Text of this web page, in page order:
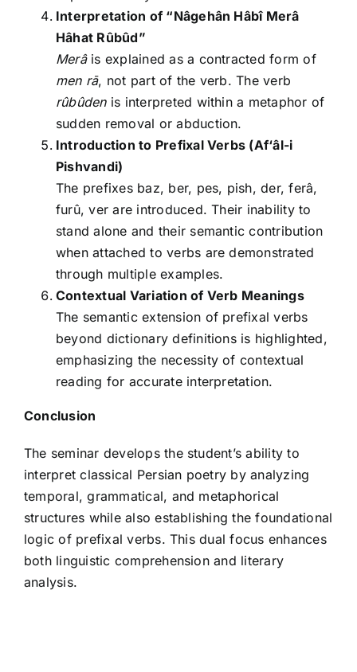
Interpretation of “Nâgehân Hâbî Merâ
Hâhat Rûbûd”
Merâis explained as a contracted form of
men rā, not part of the verb. The verb
rûbûdenis interpreted within a metaphor of
sudden removal or abduction.
Introduction to Prefixal Verbs (Af‘âl-i
Pishvandi)
The prefixes baz, ber, pes, pish, der, ferâ,
furû, ver are introduced. Their inability to
stand alone and their semantic contribution
when attached to verbs are demonstrated
through multiple examples.
Contextual Variation of Verb Meanings
The semantic extension of prefixal verbs
beyond dictionary definitions is highlighted,
emphasizing the necessity of contextual
reading for accurate interpretation.
Conclusion
The seminar develops the student’s ability to
interpret classical Persian poetry by analyzing
temporal, grammatical, and metaphorical
structures while also establishing the foundational
logic of prefixal verbs. This dual focus enhances
both linguistic comprehension and literary
analysis.